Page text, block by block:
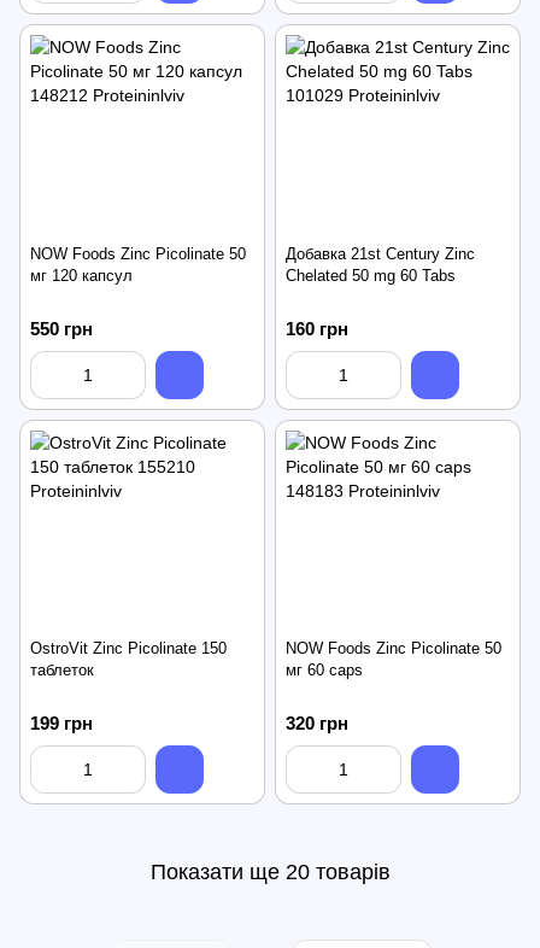
NOW Foods Zinc Picolinate 50
мг 120 капсул
550 грн
Добавка 21st Century Zinc
Chelated 50 mg 60 Tabs
160 грн
OstroVit Zinc Picolinate 150
таблеток
199 грн
NOW Foods Zinc Picolinate 50
мг 60 caps
320 грн
Показати ще 20 товарів